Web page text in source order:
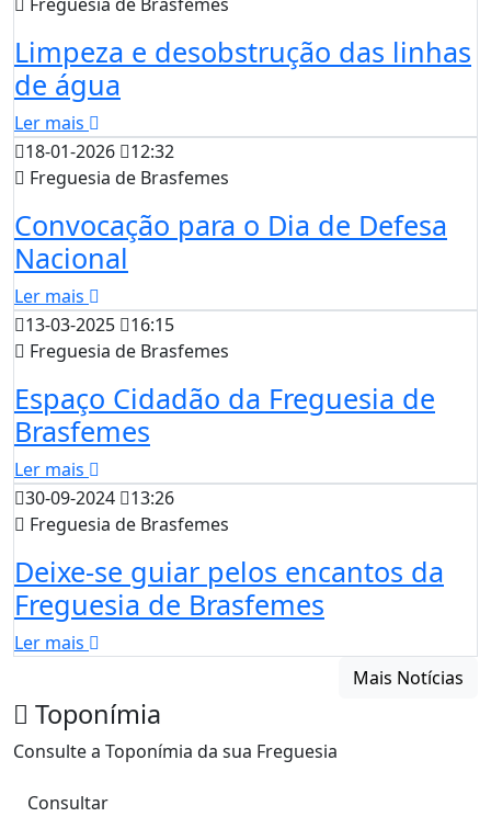
Limpeza e desobstrução das linhas
de água
Ler mais
18-01-2026
12:32
Freguesia de Brasfemes
Convocação para o Dia de Defesa
Nacional
Ler mais
13-03-2025
16:15
Freguesia de Brasfemes
Espaço Cidadão da Freguesia de
Brasfemes
Ler mais
30-09-2024
13:26
Freguesia de Brasfemes
Deixe-se guiar pelos encantos da
Freguesia de Brasfemes
Ler mais
Mais Notícias
Toponímia
Consulte a Toponímia da sua Freguesia
Consultar